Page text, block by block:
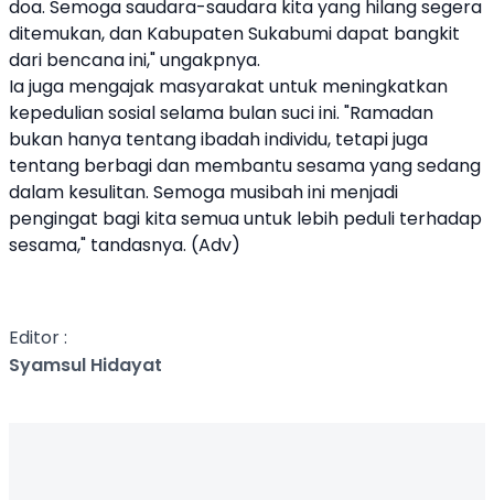
doa. Semoga saudara-saudara kita yang hilang segera
ditemukan, dan Kabupaten Sukabumi dapat bangkit
dari bencana ini," ungakpnya.
Ia juga mengajak masyarakat untuk meningkatkan
kepedulian sosial selama bulan suci ini. "Ramadan
bukan hanya tentang ibadah individu, tetapi juga
tentang berbagi dan membantu sesama yang sedang
dalam kesulitan. Semoga musibah ini menjadi
pengingat bagi kita semua untuk lebih peduli terhadap
sesama," tandasnya. (Adv)
Editor :
Syamsul Hidayat